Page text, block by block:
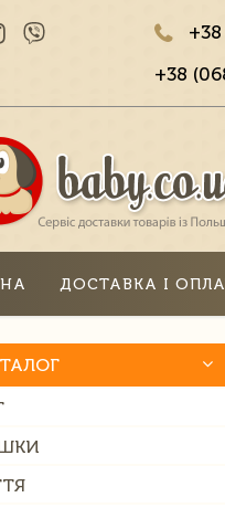
+38
ДОСТАВКА І